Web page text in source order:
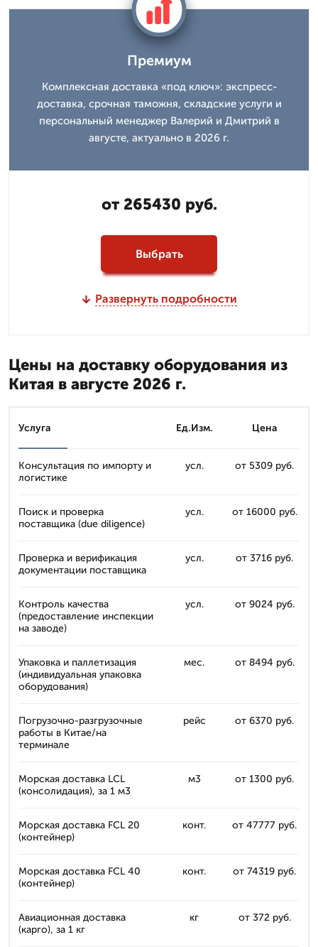
Премиум
Комплексная доставка «под ключ»: экспресс-
доставка, срочная таможня, складские услуги и
персональный менеджер Валерий и Дмитpий в
августе, актуально в 2026 г.
от 265430 руб.
Выбрать
Развернуть подробности
Цены на доставку оборудования из
Китая в августе 2026 г.
Услуга Ед.Изм. Цена
Консультация по импорту и
логистике
усл. от 5309 руб.
Поиск и проверка
поставщика (due diligence)
усл. от 16000 руб.
Проверка и верификация
документации поставщика
усл. от 3716 руб.
Контроль качества
(предоставление инспекции
на заводе)
усл. от 9024 руб.
Упаковка и паллетизация
(индивидуальная упаковка
оборудования)
мес. от 8494 руб.
Погрузочно-разгрузочные
работы в Китае/на
терминале
рейс от 6370 руб.
Морская доставка LCL
(консолидация), за 1 м3
м3 от 1300 руб.
Морская доставка FCL 20
(контейнер)
конт. от 47777 руб.
Морская доставка FCL 40
(контейнер)
конт. от 74319 руб.
Авиационная доставка
(карго), за 1 кг
кг от 372 руб.